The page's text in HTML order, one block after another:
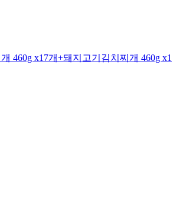
460g x17개+돼지고기김치찌개 460g x1